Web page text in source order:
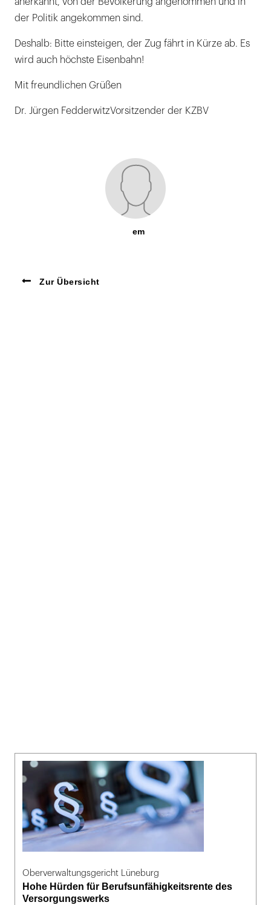
der Politik angekommen sind.
Deshalb: Bitte einsteigen, der Zug fährt in Kürze ab. Es
wird auch höchste Eisenbahn!
Mit freundlichen Grüßen
Dr. Jürgen FedderwitzVorsitzender der KZBV
em
Zur Übersicht
Oberverwaltungsgericht Lüneburg
Hohe Hürden für Berufsunfähigkeitsrente des
Versorgungswerks